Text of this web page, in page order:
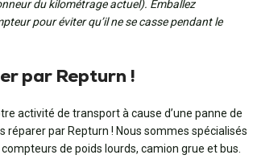
du kilométrage actuel). Emballez
pour éviter qu’il ne se casse pendant le
par Repturn !
activité de transport à cause d’une panne de
réparer par Repturn ! Nous sommes spécialisés
de poids lourds, camion grue et bus.